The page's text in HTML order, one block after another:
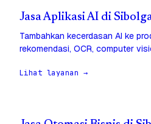
Jasa Aplikasi AI di
Tambahkan kecerdasan AI ke
rekomendasi, OCR, computer
Lihat layanan →